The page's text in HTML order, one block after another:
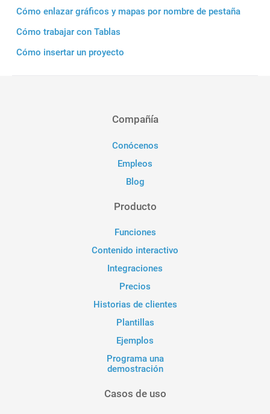
Cómo enlazar gráficos y mapas por nombre de pestaña
Cómo trabajar con Tablas
Cómo insertar un proyecto
Compañía
Conócenos
Empleos
Blog
Producto
Funciones
Contenido interactivo
Integraciones
Precios
Historias de clientes
Plantillas
Ejemplos
Programa una
demostración
Casos de uso